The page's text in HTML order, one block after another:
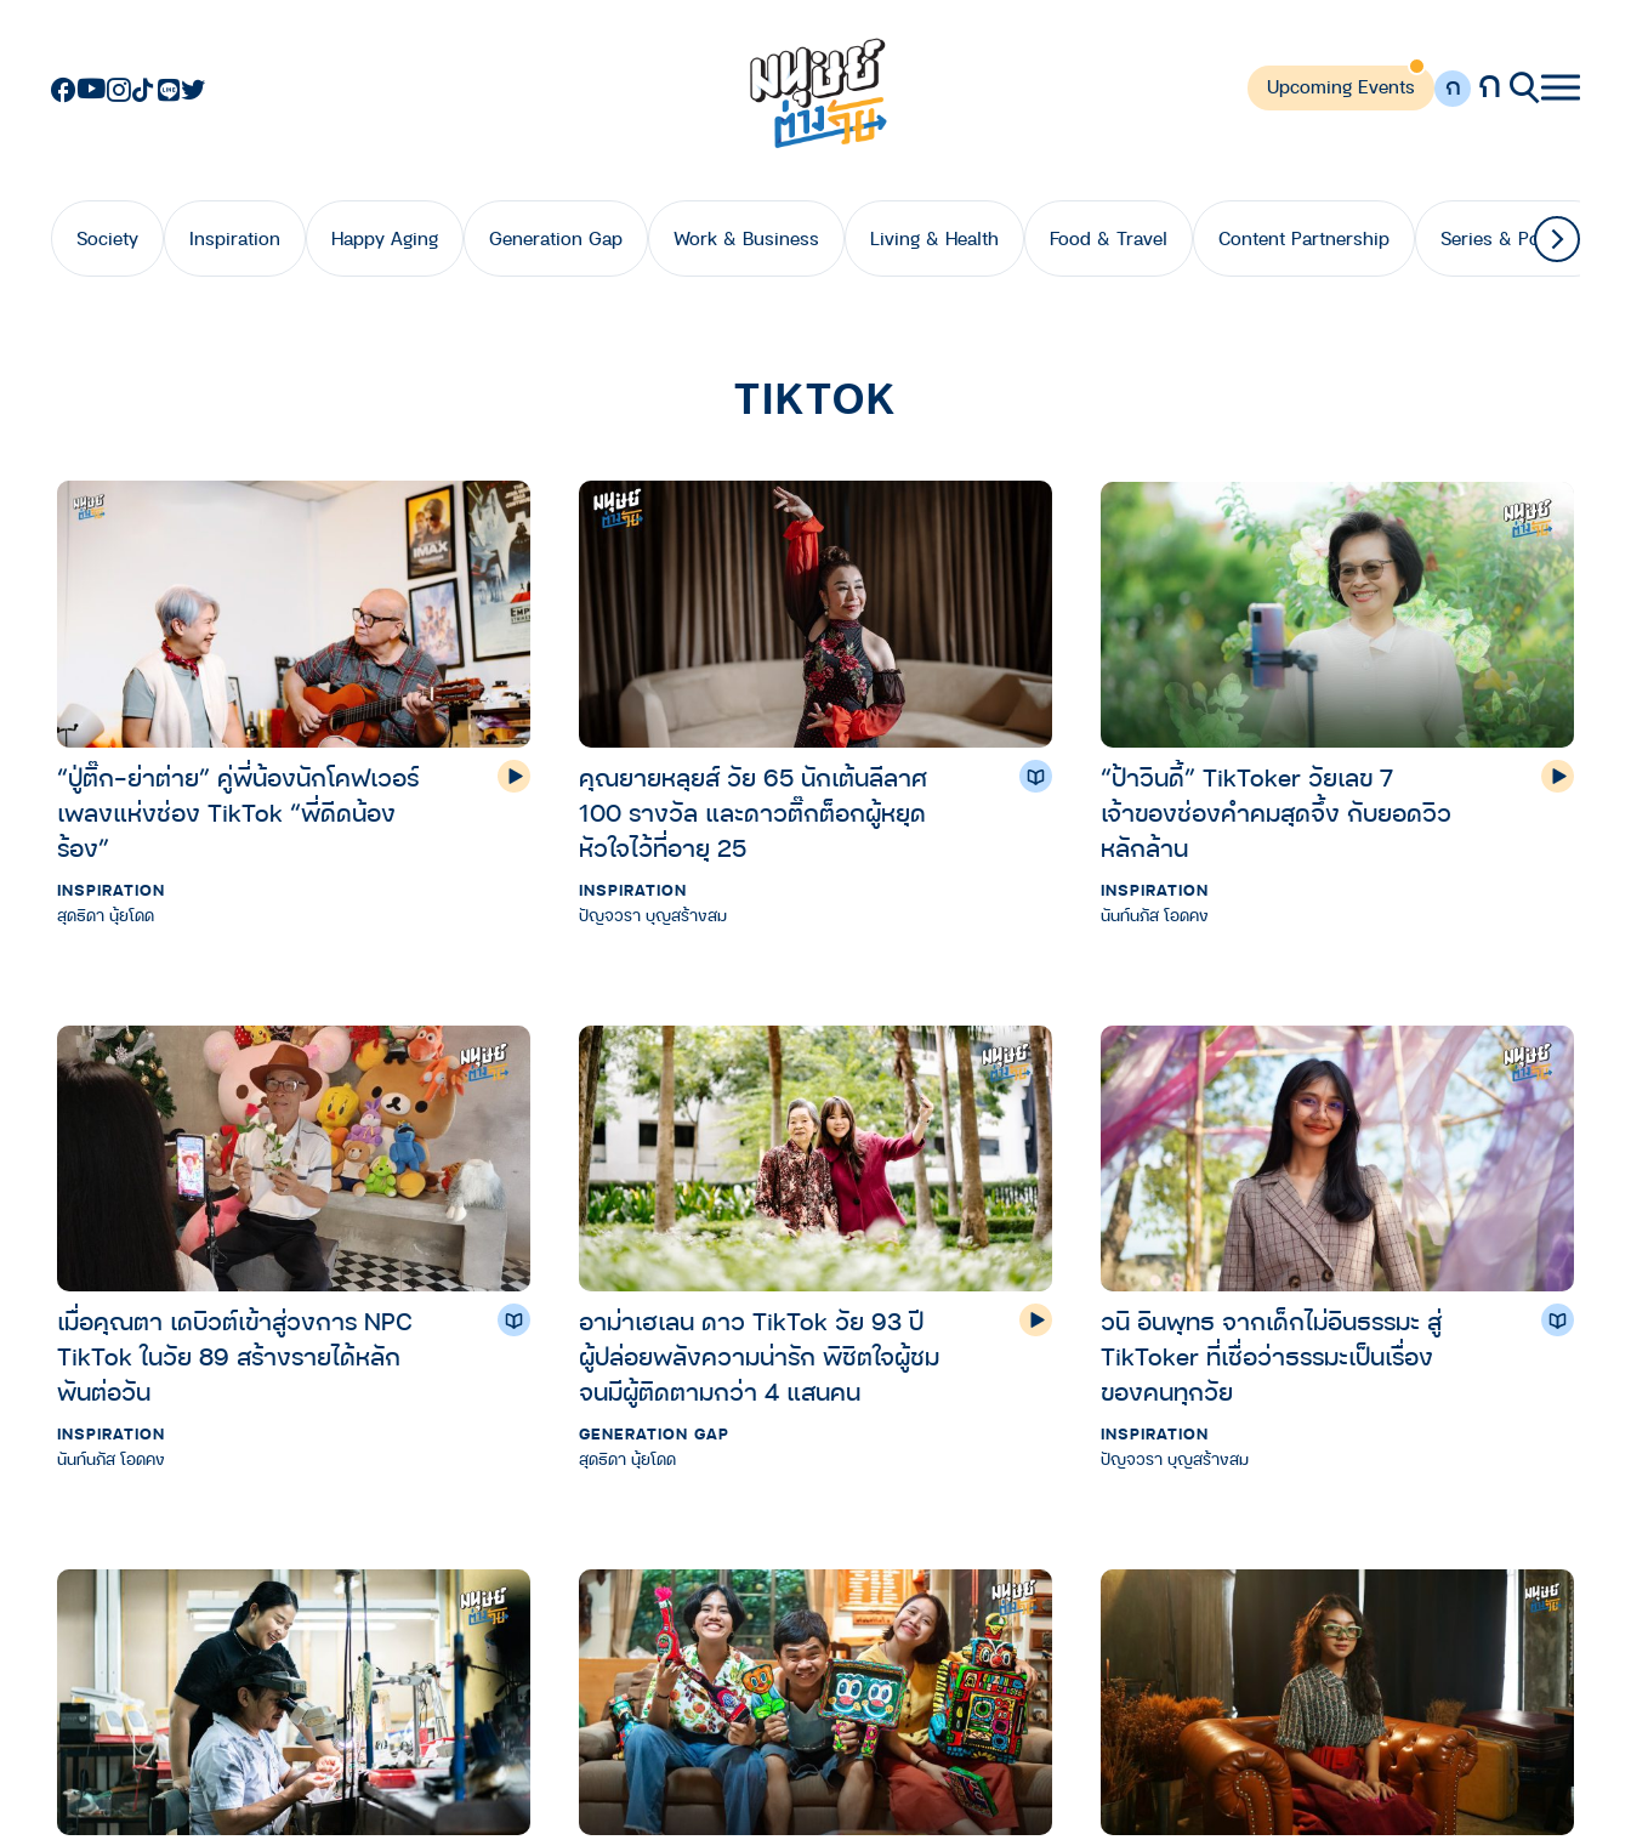
Upcoming Events ก ก
Society Inspiration Happy Aging Generation Gap Work & Business Living & Health Food & Travel Content Partnership Series & Podcast
TIKTOK
“ปู่ติ๊ก-ย่าต่าย” คู่พี่น้องนักโคฟเวอร์
เพลงแห่งช่อง TikTok “พี่ดีดน้อง
ร้อง”
INSPIRATION
สุดธิดา นุ้ยโดด
คุณยายหลุยส์ วัย 65 นักเต้นลีลาศ
100 รางวัล และดาวติ๊กต็อกผู้หยุด
หัวใจไว้ที่อายุ 25
INSPIRATION
ปัญจวรา บุญสร้างสม
“ป้าวินดี้” TikToker วัยเลข 7
เจ้าของช่องคำคมสุดจึ้ง กับยอดวิว
หลักล้าน
INSPIRATION
นันท์นภัส โอดคง
เมื่อคุณตา เดบิวต์เข้าสู่วงการ NPC
TikTok ในวัย 89 สร้างรายได้หลัก
พันต่อวัน
INSPIRATION
นันท์นภัส โอดคง
อาม่าเฮเลน ดาว TikTok วัย 93 ปี
ผู้ปล่อยพลังความน่ารัก พิชิตใจผู้ชม
จนมีผู้ติดตามกว่า 4 แสนคน
GENERATION GAP
สุดธิดา นุ้ยโดด
วนิ อินพุทธ จากเด็กไม่อินธรรมะ สู่
TikToker ที่เชื่อว่าธรรมะเป็นเรื่อง
ของคนทุกวัย
INSPIRATION
ปัญจวรา บุญสร้างสม